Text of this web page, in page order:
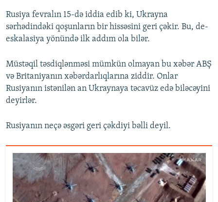
Rusiya fevralın 15-də iddia edib ki, Ukrayna
sərhədindəki qoşunların bir hissəsini geri çəkir. Bu, de-
eskalasiya yönündə ilk addım ola bilər.
Müstəqil təsdiqlənməsi mümkün olmayan bu xəbər ABŞ
və Britaniyanın xəbərdarlıqlarına ziddir. Onlar
Rusiyanın istənilən an Ukraynaya təcavüz edə biləcəyini
deyirlər.
Rusiyanın neçə əsgəri geri çəkdiyi bəlli deyil.